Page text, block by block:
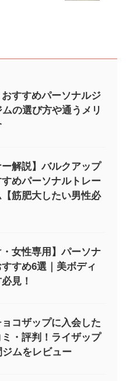
おすすめパーソナルジ
の選び方や通うメリ
ー解説】バルクアップ
めパーソナルトレー
筋肥大したい男性必
・女性専用】パーソナ
すめ6選｜美ボディ
見！
コザップに入会した
・評判！ライザップ
ジムをレビュー